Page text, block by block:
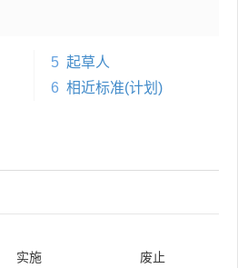
5 起草人
6 相近标准(计划)
实施 废止